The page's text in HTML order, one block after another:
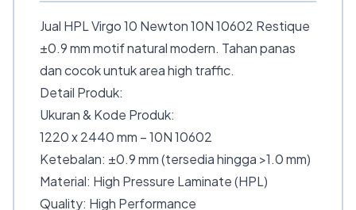
Jual HPL Virgo 10 Newton 10N 10602 Restique
±0.9 mm motif natural modern. Tahan panas
dan cocok untuk area high traffic.
Detail Produk:
Ukuran & Kode Produk:
1220 x 2440 mm – 10N 10602
Ketebalan: ±0.9 mm (tersedia hingga >1.0 mm)
Material: High Pressure Laminate (HPL)
Quality: High Performance